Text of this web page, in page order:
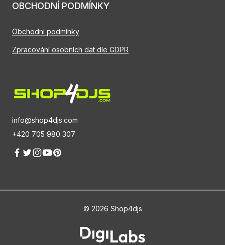
info@shop4djs.com
+420 705 980 307
OBCHODNÍ PODMÍNKY
Obchodní podmínky
Zpracování osobních dat dle GDPR
© 2026 Shop4djs